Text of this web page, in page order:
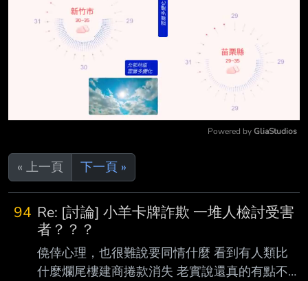
Powered by GliaStudios
« 上一頁 下一頁 »
94 Re: [討論] 小羊卡牌詐欺 一堆人檢討受害
者？？？
僥倖心理，也很難說要同情什麼 看到有人類比
什麼爛尾樓建商捲款消失 老實說還真的有點不